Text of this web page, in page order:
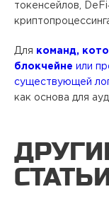
токенсейлов,
Для команд,
блокчейне или
существующей
как основа для